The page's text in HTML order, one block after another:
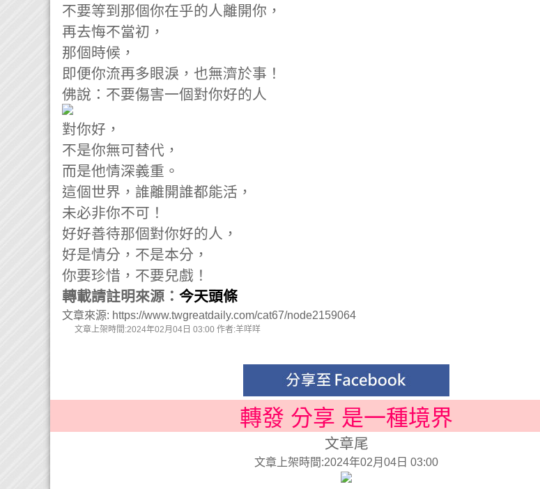
不要等到那個你在乎的人離開你，
再去悔不當初，
那個時候，
即便你流再多眼淚，也無濟於事！
佛說：不要傷害一個對你好的人
對你好，
不是你無可替代，
而是他情深義重。
這個世界，誰離開誰都能活，
未必非你不可！
好好善待那個對你好的人，
好是情分，不是本分，
你要珍惜，不要兒戲！
轉載請註明來源： 今天頭條
文章來源: https://www.twgreatdaily.com/cat67/node2159064
文章上架時間:2024年02月04日 03:00 作者:羊咩咩
轉發 分享 是一種境界
文章尾
文章上架時間:2024年02月04日 03:00